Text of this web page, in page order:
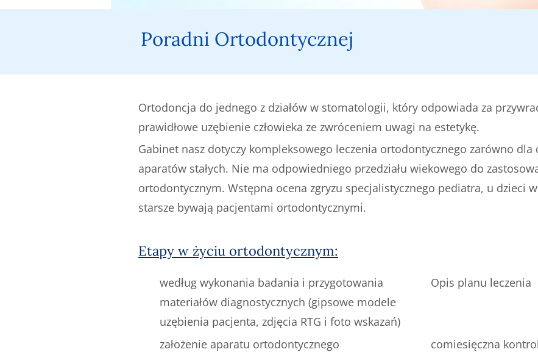
Poradni Ortodontycznej
Ortodoncja do jednego z działów w stomatologii, który odpowiada za
prawidłowe uzębienie człowieka ze zwróceniem uwagi na estetykę.
Gabinet nasz dotyczy kompleksowego leczenia ortodontycznego zarówno dla
aparatów stałych. Nie ma odpowiedniego przedziału wiekowego do
ortodontycznym. Wstępna ocena zgryzu specjalistycznego pediatra, u dzieci
starsze bywają pacjentami ortodontycznymi.
Etapy w życiu ortodontycznym:
według wykonania badania i przygotowania
materiałów diagnostycznych (gipsowe modele
uzębienia pacjenta, zdjęcia RTG i foto wskazań)
Opis planu leczenia
założenie aparatu ortodontycznego
comiesięczna